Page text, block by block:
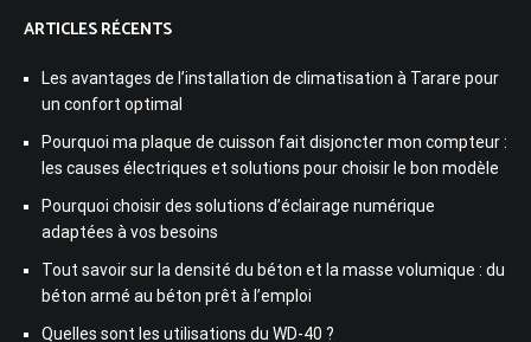
ARTICLES RÉCENTS
Les avantages de l’installation de climatisation à Tarare pour
un confort optimal
Pourquoi ma plaque de cuisson fait disjoncter mon compteur :
les causes électriques et solutions pour choisir le bon modèle
Pourquoi choisir des solutions d’éclairage numérique
adaptées à vos besoins
Tout savoir sur la densité du béton et la masse volumique : du
béton armé au béton prêt à l’emploi
Quelles sont les utilisations du WD-40 ?